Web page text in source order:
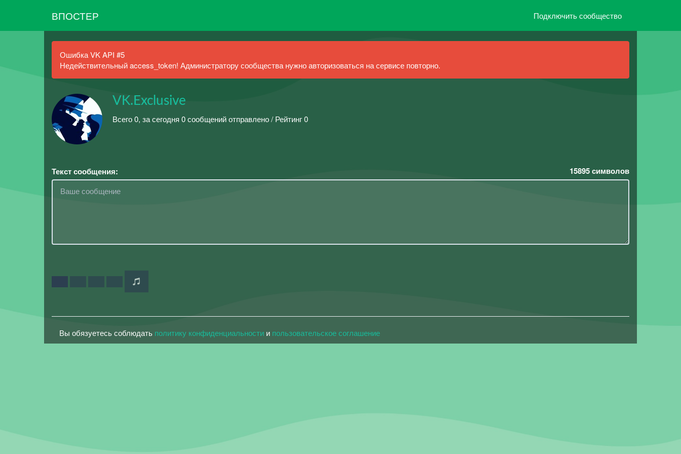
ВПОСТЕР Подключить сообщество
Ошибка VK API #5
Недействительный access_token! Администратору сообщества нужно авторизоваться на сервисе повторно.
VK.Exclusive
Всего 0, за сегодня 0 сообщений отправлено / Рейтинг 0
Текст сообщения: 15895символов
Вы обязуетесь соблюдать политику конфиденциальности и пользовательское соглашение